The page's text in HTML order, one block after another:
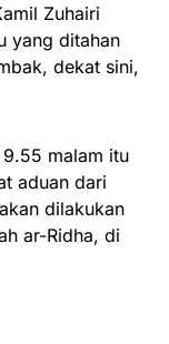
Zuhairi
yang ditahan
dekat sini,
malam itu
aduan dari
dilakukan
ar-Ridha, di